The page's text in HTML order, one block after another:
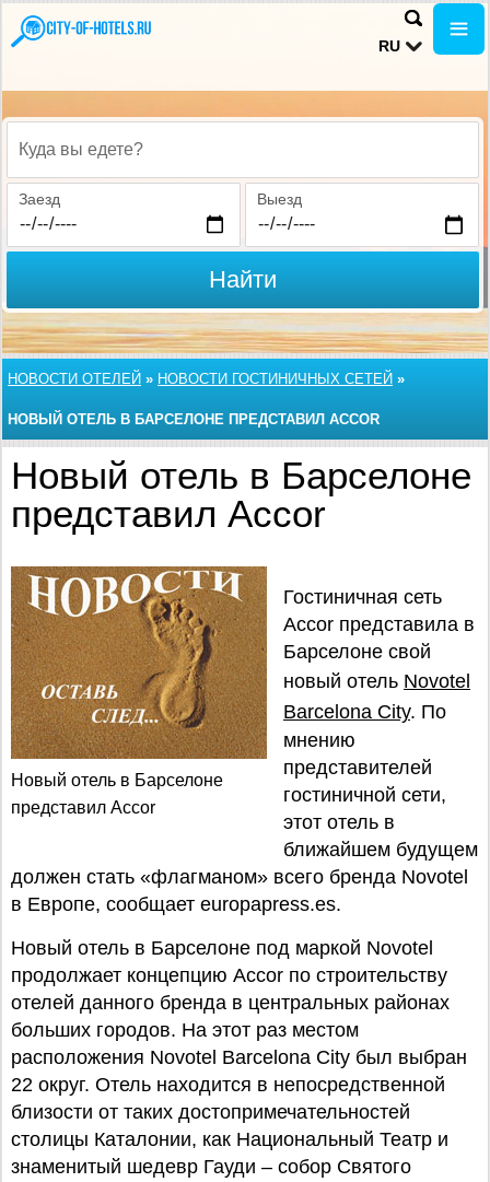
RU
Куда вы едете?
Заезд Выезд
Найти
НОВОСТИ ОТЕЛЕЙ » НОВОСТИ ГОСТИНИЧНЫХ СЕТЕЙ »
НОВЫЙ ОТЕЛЬ В БАРСЕЛОНЕ ПРЕДСТАВИЛ ACCOR
Новый отель в Барселоне
представил Accor
Новый отель в Барселоне
представил Accor
Гостиничная сеть
Accor представила в
Барселоне свой
новый отель Novotel
Barcelona City. По
мнению
представителей
гостиничной сети,
этот отель в
ближайшем будущем
должен стать «флагманом» всего бренда Novotel
в Европе, сообщает europapress.es.
Новый отель в Барселоне под маркой Novotel
продолжает концепцию Accor по строительству
отелей данного бренда в центральных районах
больших городов. На этот раз местом
расположения Novotel Barcelona City был выбран
22 округ. Отель находится в непосредственной
близости от таких достопримечательностей
столицы Каталонии, как Национальный Театр и
знаменитый шедевр Гауди – собор Святого